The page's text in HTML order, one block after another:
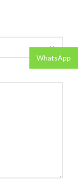
WhatsApp